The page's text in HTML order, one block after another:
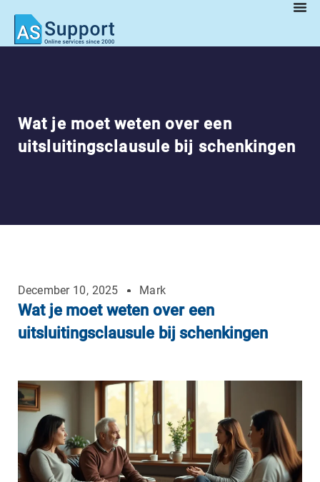
Wat je moet weten over een
uitsluitingsclausule bij schenkingen
December 10, 2025 Mark
Wat je moet weten over een
uitsluitingsclausule bij schenkingen